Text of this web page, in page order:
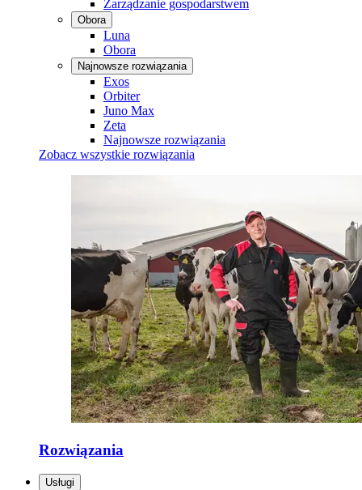
Zarządzanie gospodarstwem
Obora
Luna
Obora
Najnowsze rozwiązania
Exos
Orbiter
Juno Max
Zeta
Najnowsze rozwiązania
Zobacz wszystkie rozwiązania
Rozwiązania
Usługi